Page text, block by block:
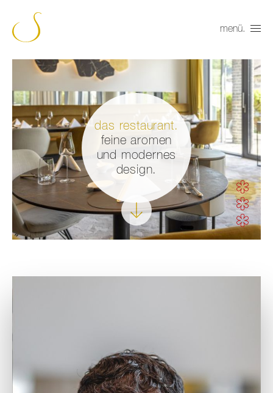
menü.
das restaurant.
feine aromen
und modernes
design.